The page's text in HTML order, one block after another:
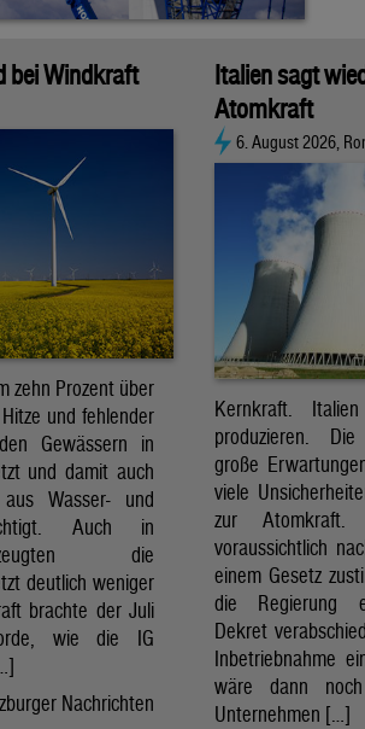
bei Windkraft
zehn Prozent über
und fehlender
Gewässern in
und damit auch
Wasser- und
Auch in
die
deutlich weniger
brachte der Juli
wie die IG
Nachrichten
Italien sagt
Atomkraft
6. August 2026,
Kernkraft.
produzieren.
große
viele
zur
voraussichtlich
einem Gesetz
die Regierung
Dekret
Inbetriebnahme
wäre dann
Unternehmen […]